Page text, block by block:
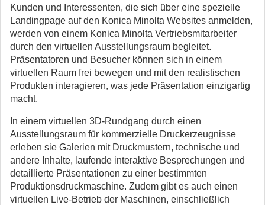
Kunden und Interessenten, die sich über eine spezielle
Landingpage auf den Konica Minolta Websites anmelden,
werden von einem Konica Minolta Vertriebsmitarbeiter
durch den virtuellen Ausstellungsraum begleitet.
Präsentatoren und Besucher können sich in einem
virtuellen Raum frei bewegen und mit den realistischen
Produkten interagieren, was jede Präsentation einzigartig
macht.
In einem virtuellen 3D-Rundgang durch einen
Ausstellungsraum für kommerzielle Druckerzeugnisse
erleben sie Galerien mit Druckmustern, technische und
andere Inhalte, laufende interaktive Besprechungen und
detaillierte Präsentationen zu einer bestimmten
Produktionsdruckmaschine. Zudem gibt es auch einen
virtuellen Live-Betrieb der Maschinen, einschließlich